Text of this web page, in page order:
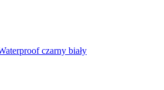
czarny biały